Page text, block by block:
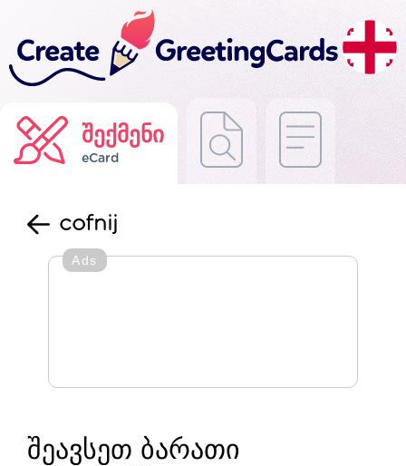
შექმენი
eCard
cofnij
Ads
შეავსეთ ბარათი